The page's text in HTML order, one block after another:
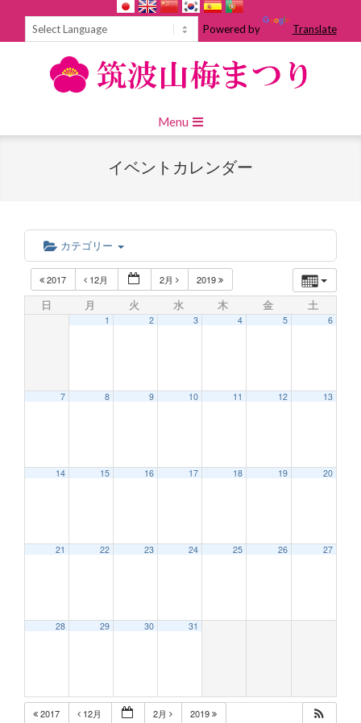
Powered by Translate
Navigation
Menu
イベントカレンダー
カテゴリー
2017 12月 2月 2019
日 月 火 水 木 金 土
1 2 3 4 5 6
7 8 9 10 11 12 13
14 15 16 17 18 19 20
21 22 23 24 25 26 27
28 29 30 31
2017 12月 2月 2019
2:00 AM